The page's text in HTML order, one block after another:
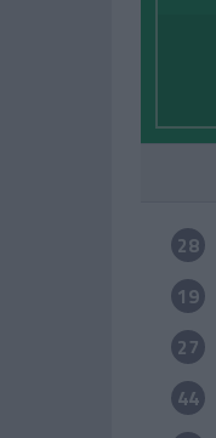
28
19
27
44